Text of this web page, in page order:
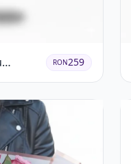
RON259